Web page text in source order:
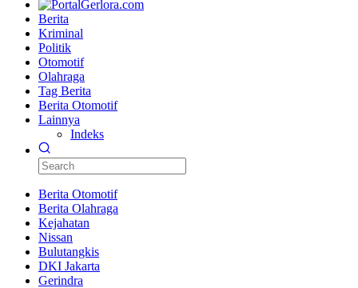
Berita
Kriminal
Politik
Otomotif
Olahraga
Tag Berita
Berita Otomotif
Lainnya
Indeks
Berita Otomotif
Berita Olahraga
Kejahatan
Nissan
Bulutangkis
DKI Jakarta
Gerindra